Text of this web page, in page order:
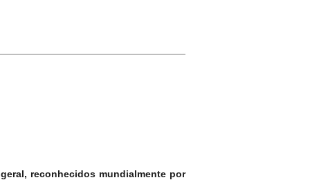
reconhecidos mundialmente por